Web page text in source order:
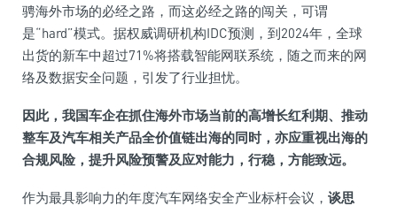
骋海外市场的必经之路，而这必经之路的闯关，可谓
是“hard”模式。据权威调研机构IDC预测，到2024年，全球
出货的新车中超过71%将搭载智能网联系统，随之而来的网
络及数据安全问题，引发了行业担忧。
因此，我国车企在抓住海外市场当前的高增长红利期、推动
整车及汽车相关产品全价值链出海的同时，亦应重视出海的
合规风险，提升风险预警及应对能力，行稳，方能致远。
作为最具影响力的年度汽车网络安全产业标杆会议， 谈思